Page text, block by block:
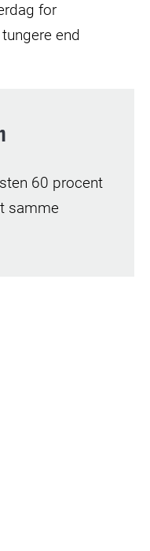
for
end
60 procent
samme